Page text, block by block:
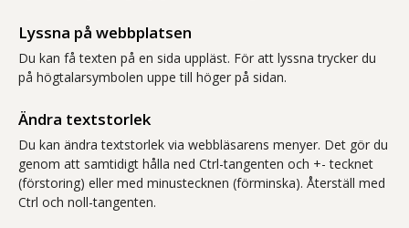
Lyssna på webbplatsen
Du kan få texten på en sida uppläst. För att lyssna trycker du
på högtalarsymbolen uppe till höger på sidan.
Ändra textstorlek
Du kan ändra textstorlek via webbläsarens menyer. Det gör du
genom att samtidigt hålla ned Ctrl-tangenten och +- tecknet
(förstoring) eller med minustecknen (förminska). Återställ med
Ctrl och noll-tangenten.